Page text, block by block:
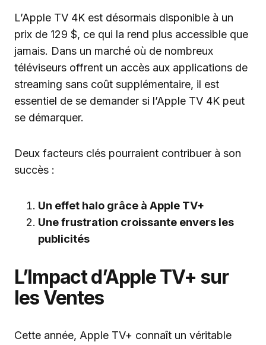
L’Apple TV 4K est désormais disponible à un
prix de 129 $, ce qui la rend plus accessible que
jamais. Dans un marché où de nombreux
téléviseurs offrent un accès aux applications de
streaming sans coût supplémentaire, il est
essentiel de se demander si l’Apple TV 4K peut
se démarquer.
Deux facteurs clés pourraient contribuer à son
succès :
Un effet halo grâce à Apple TV+
Une frustration croissante envers les
publicités
L’Impact d’Apple TV+ sur
les Ventes
Cette année, Apple TV+ connaît un véritable